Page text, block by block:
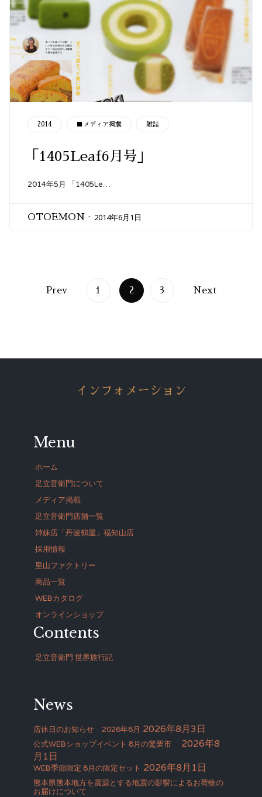
CATEGORY
2014 ■メディア掲載 雑誌
「1405Leaf6月号」
2014年5月 「1405Le…
OTOEMON 2014年6月1日
Prev 1 2 3 Next
インフォメーション
Menu
ホーム
足立音衛門について
メディア掲載
足立音衛門店舗一覧
姉妹店「丹波鶴屋」福知山店
採用情報
里山ファクトリー
商品一覧
WEBカタログ
オンラインショップ
Contents
足立音衛門 世界旅行記
News
店休日のお知らせ 2026年8月 2026年8月3日
公式WEBショップイベント 8月の驚栗市
2026年8
月1日
WEB季節限定 8月の限定セット 2026年8月1日
熊本県熊本地方を震源とする地震の影響によるお荷物の
お届けについて